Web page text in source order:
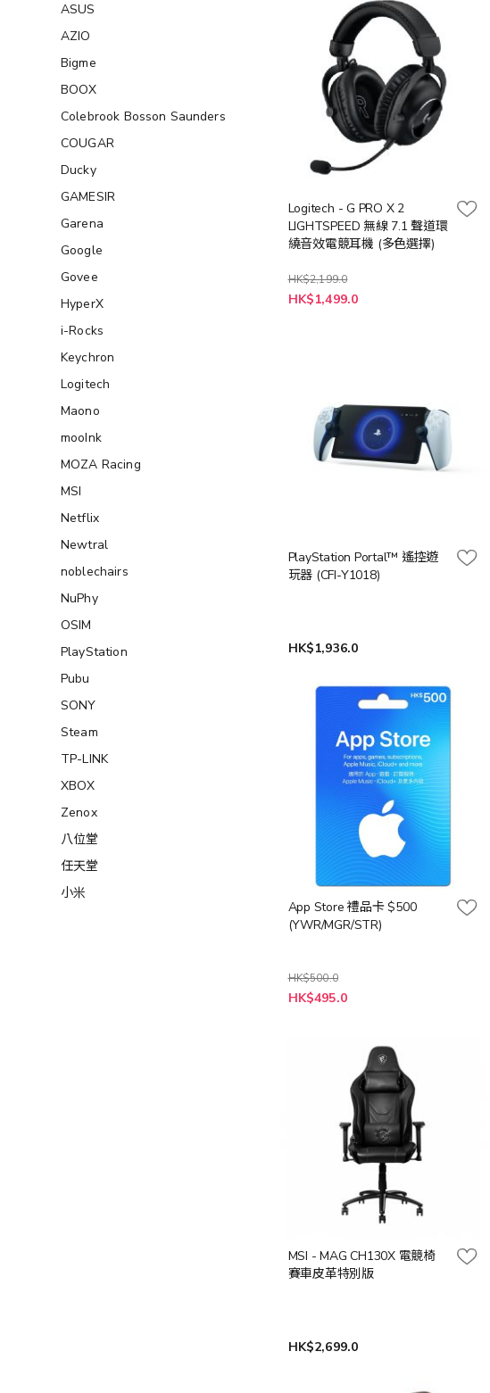
Logitech - G PRO X 2
LIGHTSPEED 無線 7.1 聲道環
繞音效電競耳機 (多色選擇)
HK$2,199.0
HK$1,499.0
PlayStation Portal™ 遙控遊
玩器 (CFI-Y1018)
HK$1,936.0
App Store 禮品卡 $500
(YWR/MGR/STR)
HK$500.0
HK$495.0
MSI - MAG CH130X 電競椅
賽車皮革特別版
HK$2,699.0
ASUS
AZIO
Bigme
BOOX
Colebrook Bosson Saunders
COUGAR
Ducky
GAMESIR
Garena
Google
Govee
HyperX
i-Rocks
Keychron
Logitech
Maono
mooInk
MOZA Racing
MSI
Netflix
Newtral
noblechairs
NuPhy
OSIM
PlayStation
Pubu
SONY
Steam
TP-LINK
XBOX
Zenox
八位堂
任天堂
小米